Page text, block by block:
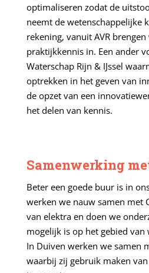
optimaliseren zodat de
neemt de wetenschappelijke
rekening, vanuit AVR brengen
praktijkkennis in. Een ander
Waterschap Rijn & IJssel
optrekken in het geven van
de opzet van een
het delen van kennis.
Samenwerking
Beter een goede buur is in
werken we nauw samen met
van elektra en doen we
mogelijk is op het gebied
In Duiven werken we samen
waarbij zij gebruik maken